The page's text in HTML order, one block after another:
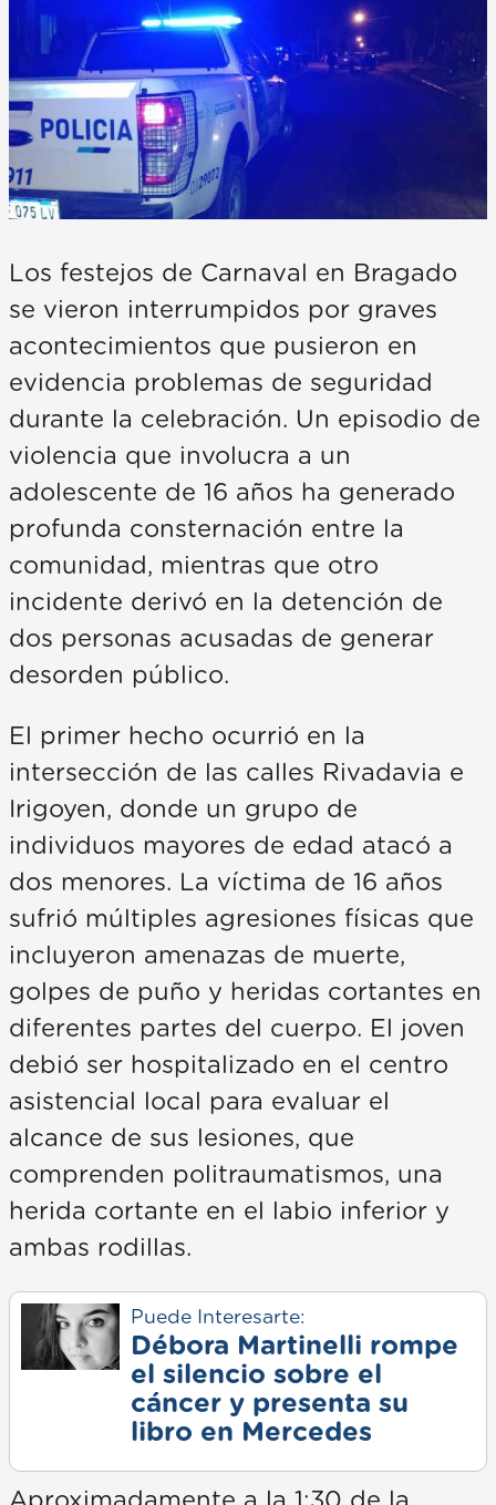
Los festejos de Carnaval en Bragado
se vieron interrumpidos por graves
acontecimientos que pusieron en
evidencia problemas de seguridad
durante la celebración. Un episodio de
violencia que involucra a un
adolescente de 16 años ha generado
profunda consternación entre la
comunidad, mientras que otro
incidente derivó en la detención de
dos personas acusadas de generar
desorden público.
El primer hecho ocurrió en la
intersección de las calles Rivadavia e
Irigoyen, donde un grupo de
individuos mayores de edad atacó a
dos menores. La víctima de 16 años
sufrió múltiples agresiones físicas que
incluyeron amenazas de muerte,
golpes de puño y heridas cortantes en
diferentes partes del cuerpo. El joven
debió ser hospitalizado en el centro
asistencial local para evaluar el
alcance de sus lesiones, que
comprenden politraumatismos, una
herida cortante en el labio inferior y
ambas rodillas.
Puede Interesarte:
Débora Martinelli rompe
el silencio sobre el
cáncer y presenta su
libro en Mercedes